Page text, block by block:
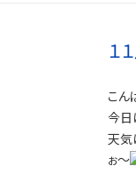
１
こん
今日
天気
ぉ～